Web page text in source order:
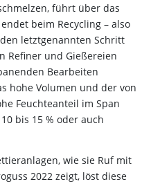
führt über das
beim Recycling – also
letztgenannten Schritt
Refiner und Gießereien
Bearbeiten
hohe Volumen und der von
Feuchteanteil im Span
bis 15 % oder auch
wie sie Ruf mit
2022 zeigt, löst diese